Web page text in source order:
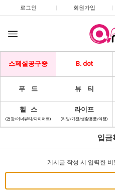
로그인 | 회원가입 |
스페셜공구중 B. dot
푸 드 뷰 티
헬 스
(건강/이너뷰티/다이어트)
라이프
(리빙/가전/생활용품/여행)
입금
게시글 작성 시 입력한